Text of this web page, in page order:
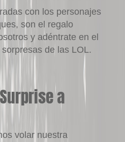
con los personajes
son el regalo
y adéntrate en el
de las LOL.
a
volar nuestra